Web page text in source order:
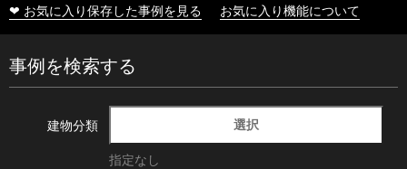
❤ お気に入り保存した事例を見る お気に入り機能について
事例を検索する
建物分類 選択
指定なし